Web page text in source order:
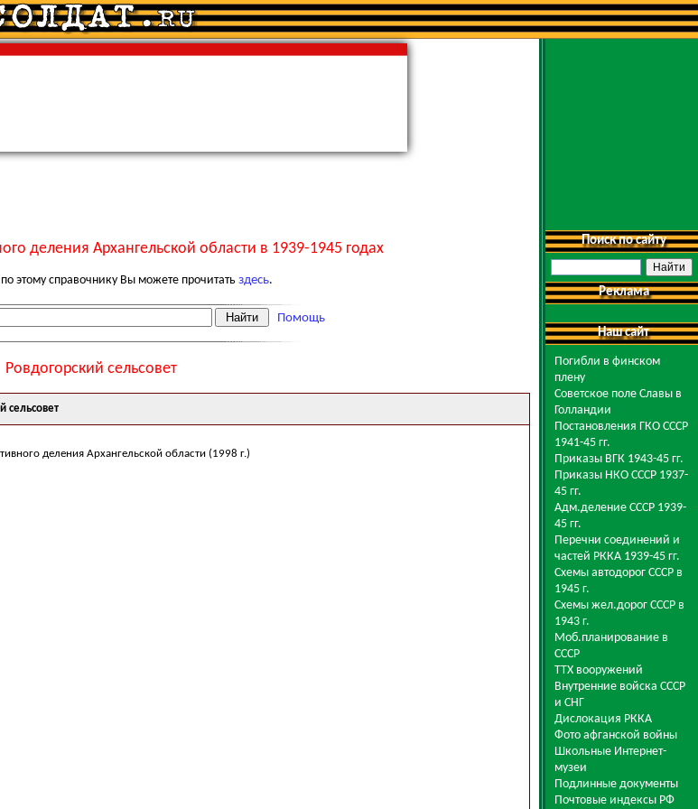
деления Архангельской области в 1939-1945 годах
этому справочнику Вы можете прочитать здесь.
Помощь
Ровдогорский сельсовет
сельсовет
деления Архангельской области (1998 г.)
Поиск по сайту
Реклама
Наш сайт
Погибли в финском
плену
Советское поле Славы в
Голландии
Постановления ГКО СССР
1941-45 гг.
Приказы ВГК 1943-45 гг.
Приказы НКО СССР 1937-
45 гг.
Адм.деление СССР 1939-
45 гг.
Перечни соединений и
частей РККА 1939-45 гг.
Схемы автодорог СССР в
1945 г.
Схемы жел.дорог СССР в
1943 г.
Моб.планирование в
СССР
ТТХ вооружений
Внутренние войска СССР
и СНГ
Дислокация РККА
Фото афганской войны
Школьные Интернет-
музеи
Подлинные документы
Почтовые индексы РФ